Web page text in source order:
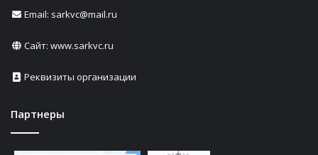
Email: sarkvc@mail.ru
Сайт: www.sarkvc.ru
Реквизиты организации
Партнеры